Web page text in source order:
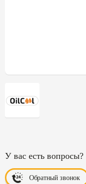
У вас есть вопросы?
Обратный звонок